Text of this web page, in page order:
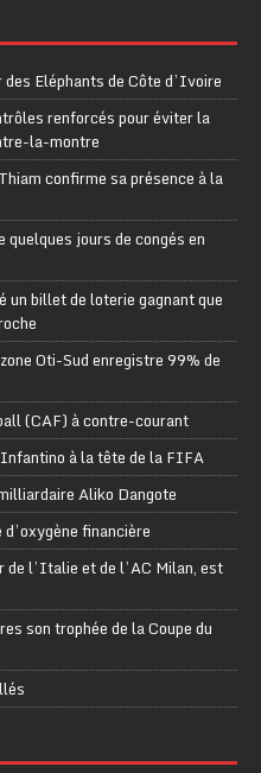
Eléphants de Côte d’Ivoire
renforcés pour éviter la
la-montre
confirme sa présence à la
quelques jours de congés en
billet de loterie gagnant que
Oti-Sud enregistre 99% de
(CAF) à contre-courant
à la tête de la FIFA
Aliko Dangote
financière
de l’Italie et de l’AC Milan, est
son trophée de la Coupe du